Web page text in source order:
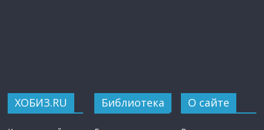
ХОБИЗ.RU Библиотека О сайте